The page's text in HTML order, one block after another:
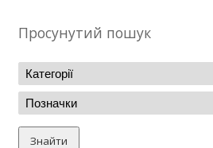
Просунутий пошук